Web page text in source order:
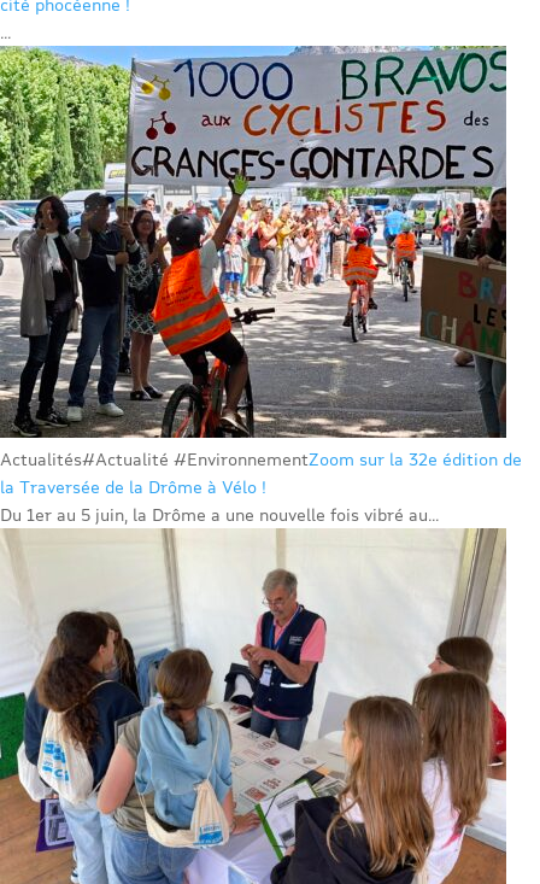
...
Actualités#Actualité #EnvironnementZoom sur la 32e édition de
la Traversée de la Drôme à Vélo !
Du 1er au 5 juin, la Drôme a une nouvelle fois vibré au...